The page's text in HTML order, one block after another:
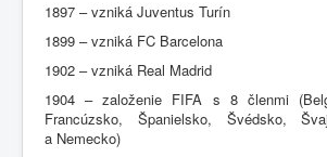
1897 – vzniká Juventus Turín
1899 – vzniká FC Barcelona
1902 – vzniká Real Madrid
1904 – založenie FIFA s 8 členmi
Francúzsko, Španielsko, Švédsko,
a Nemecko)